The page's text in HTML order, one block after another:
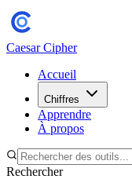
Caesar Cipher
Accueil
Chiffres
Apprendre
À propos
Rechercher